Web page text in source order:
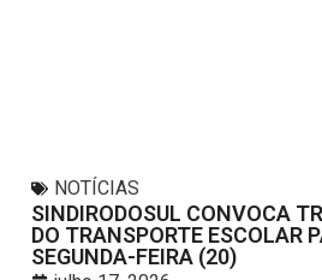
NOTÍCIAS
SINDIRODOSUL CONVOCA
DO TRANSPORTE ESCOLAR
SEGUNDA-FEIRA (20)